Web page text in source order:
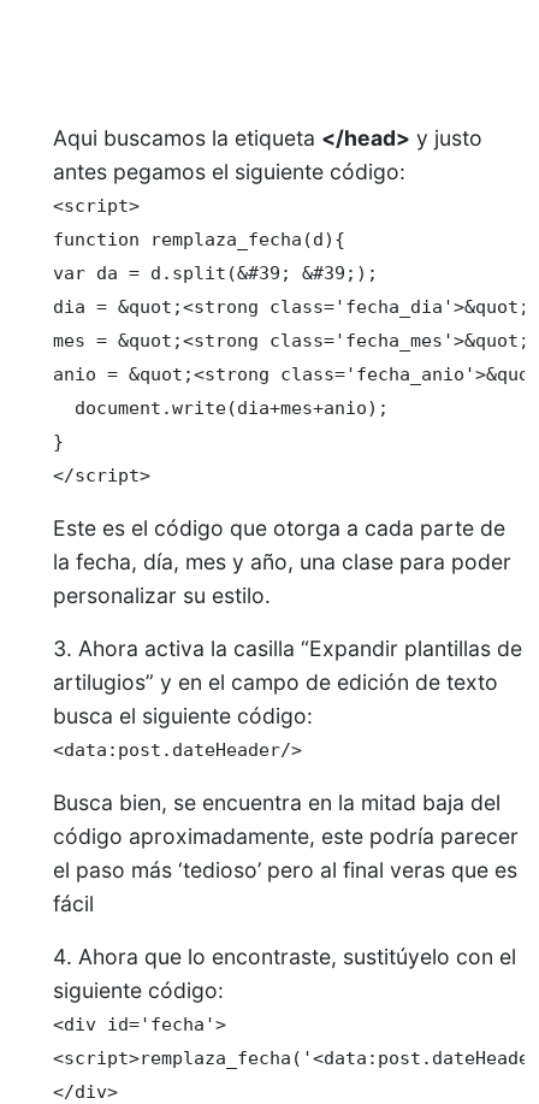
Aqui buscamos la etiqueta </head> y justo
antes pegamos el siguiente código:
<script>
function remplaza_fecha(d){
var da = d.split(&#39; &#39;);
dia = &quot;<strong
mes = &quot;<strong
anio = &quot;<strong
  document.write(dia+mes+anio);
}
</script>
Este es el código que otorga a cada parte de
la fecha, día, mes y año, una clase para poder
personalizar su estilo.
Ahora activa la casilla “Expandir plantillas de
artilugios” y en el campo de edición de texto
busca el siguiente código:
<data:post.dateHeader/>
Busca bien, se encuentra en la mitad baja del
código aproximadamente, este podría parecer
el paso más ‘tedioso’ pero al final veras que es
fácil
Ahora que lo encontraste, sustitúyelo con el
siguiente código:
<div id='fecha'>
</div>